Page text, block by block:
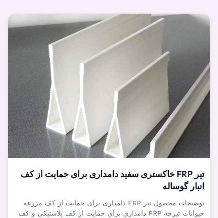
تیر FRP خاکستری سفید دامداری برای حمایت از کف
انبار گوساله
توضیحات محصول تیر FRP دامداری برای حمایت از کف مزرعه
حیوانات تیرچه FRP دامداری برای حمایت از کف پلاستیکی و کف